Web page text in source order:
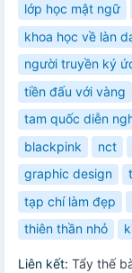
lớp học mật ngữ
khoa học về làn
người truyền ký
tiền đấu với vàng
tam quốc diễn
blackpink
nct
graphic design
tạp chí làm đẹp
thiên thần nhỏ
Liên kết: Tẩy thế